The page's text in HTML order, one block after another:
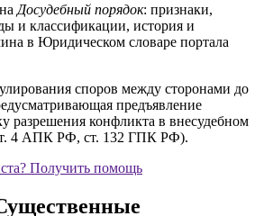
Досудебный порядок: признаки,
и классификации, история и
в Юридическом словаре портала
споров между сторонами до
предъявление
разрешения конфликта в внесудебном
4 АПК РФ, ст. 132 ГПК РФ).
Получить помощь